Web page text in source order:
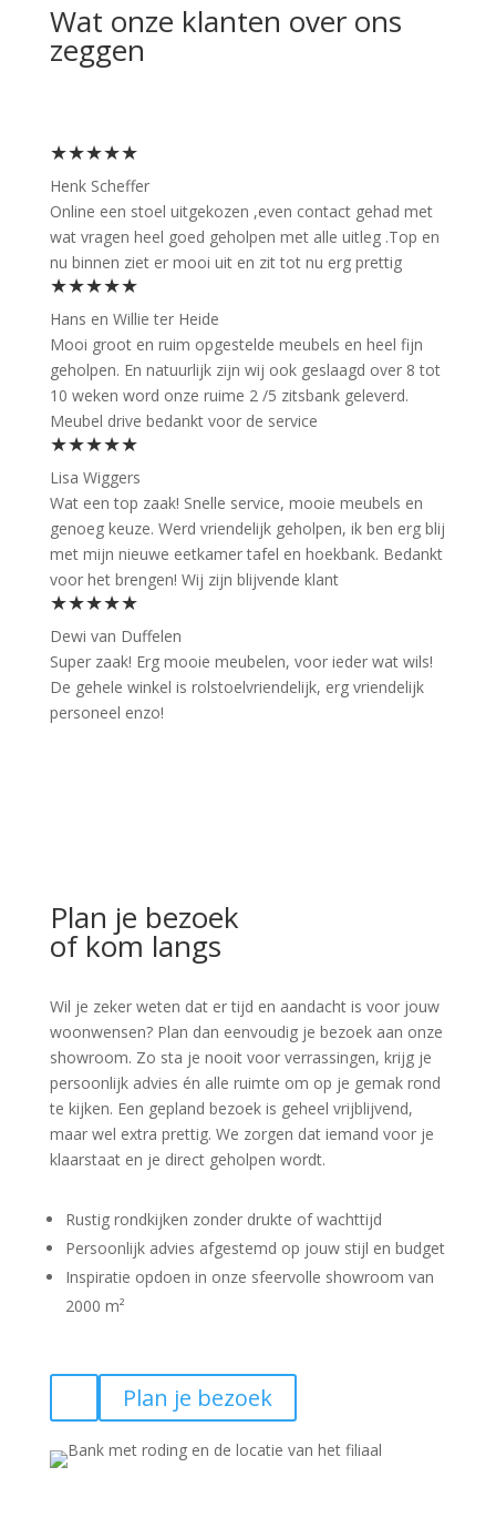
Wat onze klanten over ons
zeggen
★★★★★
Henk Scheffer
Online een stoel uitgekozen ,even contact gehad met
wat vragen heel goed geholpen met alle uitleg .Top en
nu binnen ziet er mooi uit en zit tot nu erg prettig
★★★★★
Hans en Willie ter Heide
Mooi groot en ruim opgestelde meubels en heel fijn
geholpen. En natuurlijk zijn wij ook geslaagd over 8 tot
10 weken word onze ruime 2 /5 zitsbank geleverd.
Meubel drive bedankt voor de service
★★★★★
Lisa Wiggers
Wat een top zaak! Snelle service, mooie meubels en
genoeg keuze. Werd vriendelijk geholpen, ik ben erg blij
met mijn nieuwe eetkamer tafel en hoekbank. Bedankt
voor het brengen! Wij zijn blijvende klant
★★★★★
Dewi van Duffelen
Super zaak! Erg mooie meubelen, voor ieder wat wils!
De gehele winkel is rolstoelvriendelijk, erg vriendelijk
personeel enzo!
Plan je bezoek
of kom langs
Wil je zeker weten dat er tijd en aandacht is voor jouw
woonwensen? Plan dan eenvoudig je bezoek aan onze
showroom. Zo sta je nooit voor verrassingen, krijg je
persoonlijk advies én alle ruimte om op je gemak rond
te kijken. Een gepland bezoek is geheel vrijblijvend,
maar wel extra prettig. We zorgen dat iemand voor je
klaarstaat en je direct geholpen wordt.
Rustig rondkijken zonder drukte of wachttijd
Persoonlijk advies afgestemd op jouw stijl en budget
Inspiratie opdoen in onze sfeervolle showroom van
2000 m²
Plan je bezoek